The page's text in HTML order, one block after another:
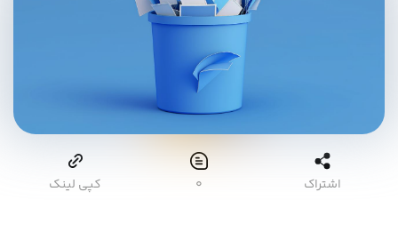
اشتراک ۰ کپی لینک